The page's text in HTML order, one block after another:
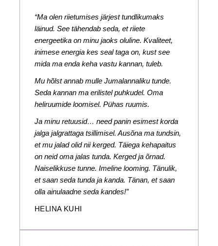
“Ma olen riietumises järjest tundlikumaks
läinud. See tähendab seda, et riiete
energeetika on minu jaoks oluline. Kvaliteet,
inimese energia kes seal taga on, kust see
mida ma enda keha vastu kannan, tuleb.
Mu hõlst annab mulle Jumalannaliku tunde.
Seda kannan ma erilistel puhkudel. Oma
heliruumide loomisel. Pühas ruumis.
Ja minu retuusid… need panin esimest korda
jalga jalgrattaga tsillimisel. Ausõna ma tundsin,
et mu jalad olid nii kerged. Täiega kehapaitus
on neid oma jalas tunda. Kerged ja õrnad.
Naiselikkuse tunne. Imeline looming. Tänulik,
et saan seda tunda ja kanda. Tänan, et saan
olla ainulaadne seda kandes!”
HELINA KUHI